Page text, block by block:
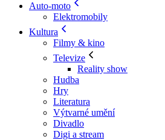
Auto-moto
Elektromobily
Kultura
Filmy & kino
Televize
Reality show
Hudba
Hry
Literatura
Výtvarné umění
Divadlo
Digi a stream